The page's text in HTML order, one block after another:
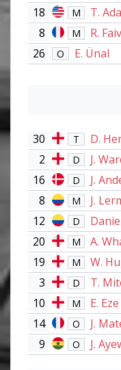
18
M
T.
8
M
R.
26
O E. Ünal
30 T
D.
2
D
J.
16
D J.
8 M
J.
12
D
20
M A.
19 M W.
3 D
T.
10
M
E. Eze
14
O
J.
9
O J.